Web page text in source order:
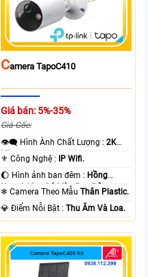
CAmera TapoC410
Giá bán: 5%-35%
Giá Gốc:
👁️‍🗨 Hình Ành Chất Lượng :2K
Lite .
⚜️ Công Nghệ :
IP Wifi.
🌔 Hình ảnh ban đêm : Hồng
Ngoại 10m Có Màu Ban Ðêm.
❄ Camera Theo MẫuThân Plastic.
️💎 Điểm Nỗi Bật :Thu Âm Và Loa.